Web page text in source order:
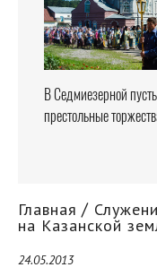
В Седмиезерной
престольные
Главная
на Казанской
24.05.2013